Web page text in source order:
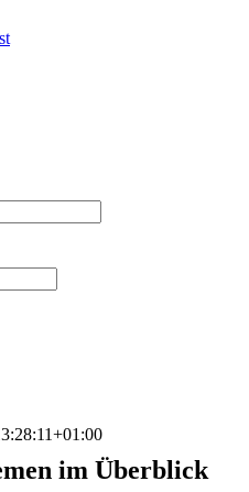
im Überblick